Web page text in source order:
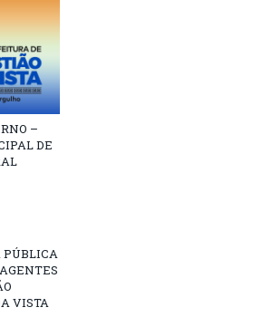
–
DE
PÚBLICA
VISTA